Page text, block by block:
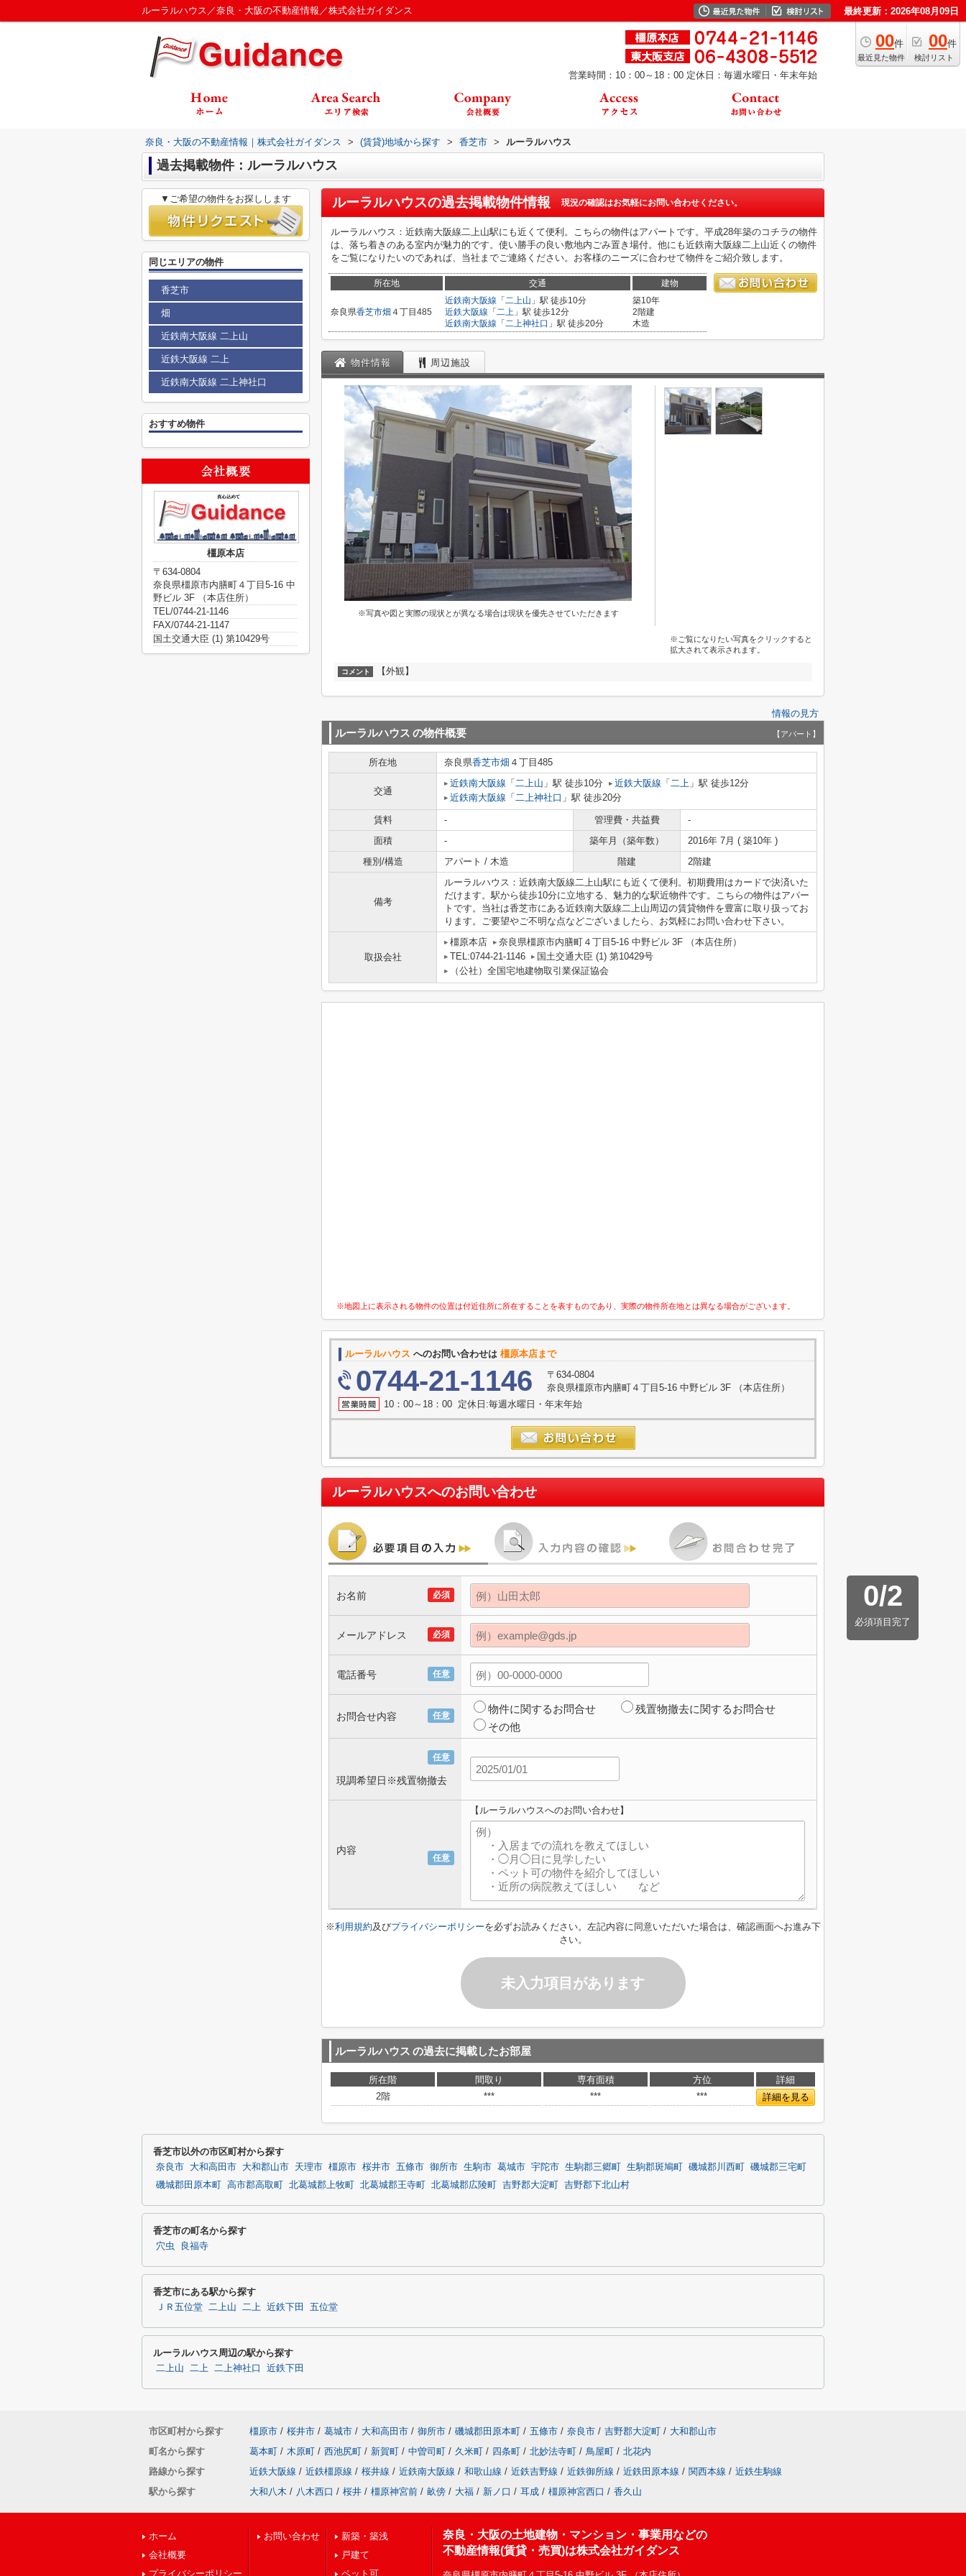
ルーラルハウス／奈良・大阪の不動産情報／株式会社ガイダンス 最終更新：2026年08月09日
00件
最近見た物件
00件
検討リスト
営業時間：10：00～18：00 定休日：毎週水曜日・年末年始
奈良・大阪の不動産情報｜株式会社ガイダンス > (賃貸)地域から探す > 香芝市 > ルーラルハウス
過去掲載物件：ルーラルハウス
ルーラルハウスの過去掲載物件情報 現況の確認はお気軽にお問い合わせください。
ルーラルハウス：近鉄南大阪線二上山駅にも近くて便利。こちらの物件はアパートです。平成28年築のコチラの物件
は、落ち着きのある室内が魅力的です。使い勝手の良い敷地内ごみ置き場付。他にも近鉄南大阪線二上山近くの物件
をご覧になりたいのであれば、当社までご連絡ください。お客様のニーズに合わせて物件をご紹介致します。
所在地 交通 建物
奈良県香芝市畑 ４丁目485
近鉄南大阪線 「 二上山 」駅 徒歩10分
近鉄大阪線 「 二上 」駅 徒歩12分
近鉄南大阪線 「 二上神社口 」駅 徒歩20分
築10年
2階建
木造
物件情報 周辺施設
※写真や図と実際の現状とが異なる場合は現状を優先させていただきます
※ご覧になりたい写真をクリックすると
拡大されて表示されます。
コメント 【外観】
情報の見方
ルーラルハウス の物件概要 【アパート】
所在地 奈良県香芝市畑 ４丁目485
交通
近鉄南大阪線 「 二上山 」駅 徒歩10分 近鉄大阪線 「 二上 」駅 徒歩12分
近鉄南大阪線 「 二上神社口 」駅 徒歩20分
賃料 - 管理費・共益費
-
面積
- 築年月（築年数）
2016年 7月 ( 築10年 )
種別/構造
アパート / 木造 階建 2階建
備考
ルーラルハウス：近鉄南大阪線二上山駅にも近くて便利。初期費用はカードで決済いた
だけます。駅から徒歩10分に立地する、魅力的な駅近物件です。こちらの物件はアパー
トです。当社は香芝市にある近鉄南大阪線二上山周辺の賃貸物件を豊富に取り扱ってお
ります。ご要望やご不明な点などございましたら、お気軽にお問い合わせ下さい。
取扱会社
橿原本店
奈良県橿原市内膳町４丁目5-16 中野ビル 3F （本店住所）
TEL:0744-21-1146
国土交通大臣 (1) 第10429号
（公社）全国宅地建物取引業保証協会
※地図上に表示される物件の位置は付近住所に所在することを表すものであり、実際の物件所在地とは異なる場合がございます。
ルーラルハウス へのお問い合わせは 橿原本店まで
0744-21-1146
〒634-0804
奈良県橿原市内膳町４丁目5-16 中野ビル 3F （本店住所）
10：00～18：00 定休日:毎週水曜日・年末年始
ルーラルハウスへのお問い合わせ
0/2
必須項目完了
必須
お名前
必須
メールアドレス
任意
電話番号
任意
お問合せ内容
物件に関するお問合せ
残置物撤去に関するお問合せ
その他
任意
現調希望日※残置物撤去
任意
内容
【ルーラルハウスへのお問い合わせ】
※利用規約及びプライバシーポリシーを必ずお読みください。左記内容に同意いただいた場合は、確認画面へお進み下
さい。
未入力項目があります
ルーラルハウス の過去に掲載したお部屋
所在階 間取り 専有面積 方位
詳細
2階
*** *** *** 詳細を見る
▼ご希望の物件をお探しします
同じエリアの物件
香芝市
畑
近鉄南大阪線 二上山
近鉄大阪線 二上
近鉄南大阪線 二上神社口
おすすめ物件
橿原本店
〒634-0804
奈良県橿原市内膳町４丁目5-16 中
野ビル 3F （本店住所）
TEL/0744-21-1146
FAX/0744-21-1147
国土交通大臣 (1) 第10429号
香芝市以外の市区町村から探す
奈良市 大和高田市 大和郡山市 天理市 橿原市 桜井市 五條市 御所市 生駒市 葛城市 宇陀市 生駒郡三郷町 生駒郡斑鳩町 磯城郡川西町
磯城郡三宅町
磯城郡田原本町
高市郡高取町 北葛城郡上牧町 北葛城郡王寺町 北葛城郡広陵町 吉野郡大淀町 吉野郡下北山村
香芝市の町名から探す
穴虫 良福寺
香芝市にある駅から探す
ＪＲ五位堂 二上山 二上 近鉄下田 五位堂
ルーラルハウス周辺の駅から探す
二上山 二上 二上神社口 近鉄下田
市区町村から探す 橿原市 / 桜井市 / 葛城市 / 大和高田市 / 御所市 / 磯城郡田原本町 / 五條市 / 奈良市 / 吉野郡大淀町 / 大和郡山市
町名から探す
葛本町 / 木原町 / 西池尻町 / 新賀町 / 中曽司町 / 久米町 / 四条町 / 北妙法寺町 / 鳥屋町 / 北花内
路線から探す
近鉄大阪線 / 近鉄橿原線 / 桜井線 / 近鉄南大阪線 / 和歌山線 / 近鉄吉野線 / 近鉄御所線 / 近鉄田原本線 / 関西本線 / 近鉄生駒線
駅から探す
大和八木 / 八木西口 / 桜井 / 橿原神宮前 / 畝傍 / 大福 / 新ノ口 / 耳成 / 橿原神宮西口 / 香久山
ホーム
会社概要
プライバシーポリシー
お問い合わせ
新築・築浅
戸建て
ペット可
奈良・大阪の土地建物・マンション・事業用などの
不動産情報(賃貸・売買)は株式会社ガイダンス